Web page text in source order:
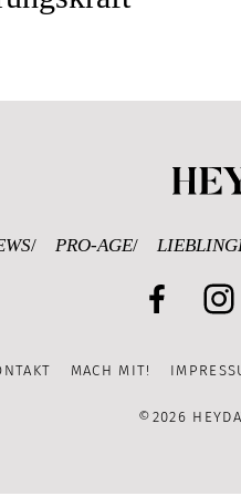
PRO-AGE
MACH MIT!
©2026